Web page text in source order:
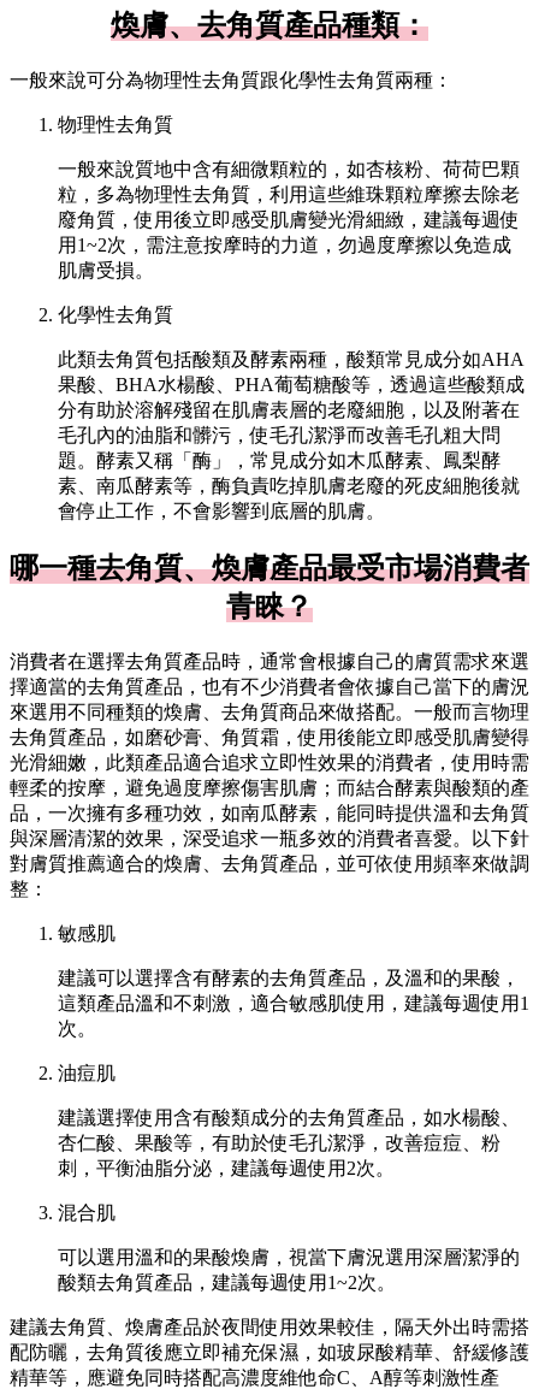
煥膚、去角質產品種類：
一般來說可分為物理性去角質跟化學性去角質兩種：
物理性去角質
一般來說質地中含有細微顆粒的，如杏核粉、荷荷巴顆
粒，多為物理性去角質，利用這些維珠顆粒摩擦去除老
廢角質，使用後立即感受肌膚變光滑細緻，建議每週使
用1~2次，需注意按摩時的力道，勿過度摩擦以免造成
肌膚受損。
化學性去角質
此類去角質包括酸類及酵素兩種，酸類常見成分如AHA
果酸、BHA水楊酸、PHA葡萄糖酸等，透過這些酸類成
分有助於溶解殘留在肌膚表層的老廢細胞，以及附著在
毛孔內的油脂和髒污，使毛孔潔淨而改善毛孔粗大問
題。酵素又稱「酶」，常見成分如木瓜酵素、鳳梨酵
素、南瓜酵素等，酶負責吃掉肌膚老廢的死皮細胞後就
會停止工作，不會影響到底層的肌膚。
哪一種去角質、煥膚產品最受市場消費者
青睞？
消費者在選擇去角質產品時，通常會根據自己的膚質需求來選
擇適當的去角質產品，也有不少消費者會依據自己當下的膚況
來選用不同種類的煥膚、去角質商品來做搭配。一般而言物理
去角質產品，如磨砂膏、角質霜，使用後能立即感受肌膚變得
光滑細嫩，此類產品適合追求立即性效果的消費者，使用時需
輕柔的按摩，避免過度摩擦傷害肌膚；而結合酵素與酸類的產
品，一次擁有多種功效，如南瓜酵素，能同時提供溫和去角質
與深層清潔的效果，深受追求一瓶多效的消費者喜愛。以下針
對膚質推薦適合的煥膚、去角質產品，並可依使用頻率來做調
整：
敏感肌
建議可以選擇含有酵素的去角質產品，及溫和的果酸，
這類產品溫和不刺激，適合敏感肌使用，建議每週使用1
次。
油痘肌
建議選擇使用含有酸類成分的去角質產品，如水楊酸、
杏仁酸、果酸等，有助於使毛孔潔淨，改善痘痘、粉
刺，平衡油脂分泌，建議每週使用2次。
混合肌
可以選用溫和的果酸煥膚，視當下膚況選用深層潔淨的
酸類去角質產品，建議每週使用1~2次。
建議去角質、煥膚產品於夜間使用效果較佳，隔天外出時需搭
配防曬，去角質後應立即補充保濕，如玻尿酸精華、舒緩修護
精華等，應避免同時搭配高濃度維他命C、A醇等刺激性產